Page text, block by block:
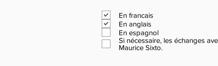
En francais
En anglais
En espagnol
Si nécessaire, les échanges
Maurice Sixto.